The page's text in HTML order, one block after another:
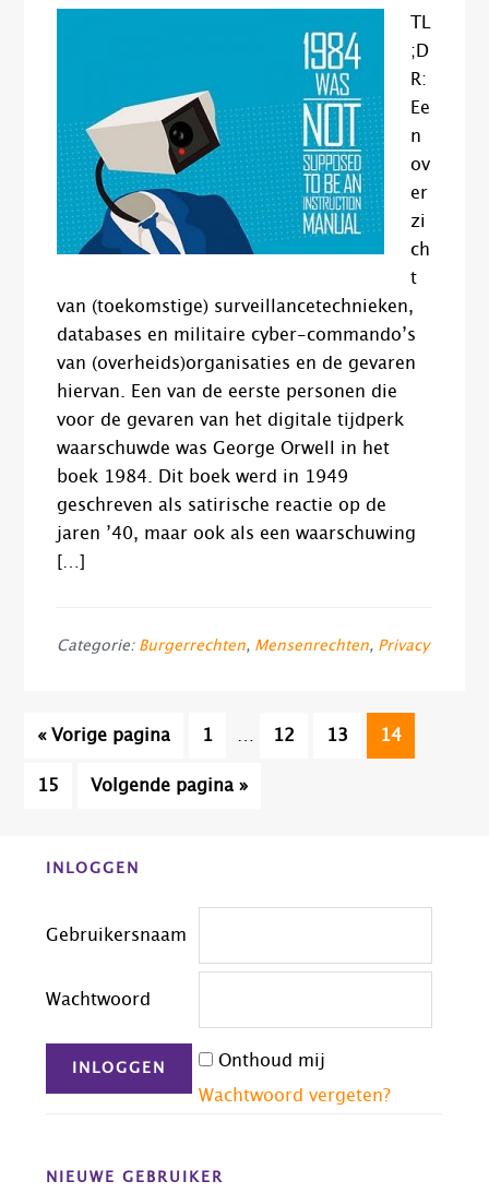
TL
;D
R:
Ee
n
ov
er
zi
ch
t
van (toekomstige) surveillancetechnieken,
databases en militaire cyber-commando’s
van (overheids)organisaties en de gevaren
hiervan. Een van de eerste personen die
voor de gevaren van het digitale tijdperk
waarschuwde was George Orwell in het
boek 1984. Dit boek werd in 1949
geschreven als satirische reactie op de
jaren ’40, maar ook als een waarschuwing
[…]
Categorie: Burgerrechten, Mensenrechten, Privacy
« Ga
Vorige pagina Pagina
1
Interim
zijn
… Pagina
12 Pagina
13 Pagina
14
Pagina
15
Ga
Volgende pagina »
Before
INLOGGEN
Gebruikersnaam
Wachtwoord
Onthoud mij
Wachtwoord vergeten?
NIEUWE GEBRUIKER